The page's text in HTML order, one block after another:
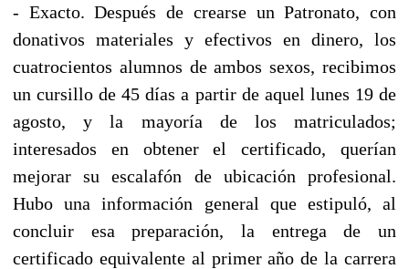
- Exacto. Después de crearse un Patronato, con
donativos materiales y efectivos en dinero, los
cuatrocientos alumnos de ambos sexos, recibimos
un cursillo de 45 días a partir de aquel lunes 19 de
agosto, y la mayoría de los matriculados;
interesados en obtener el certificado, querían
mejorar su escalafón de ubicación profesional.
Hubo una información general que estipuló, al
concluir esa preparación, la entrega de un
certificado equivalente al primer año de la carrera